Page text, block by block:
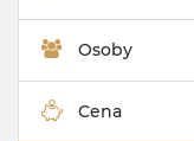
Osoby
Cena